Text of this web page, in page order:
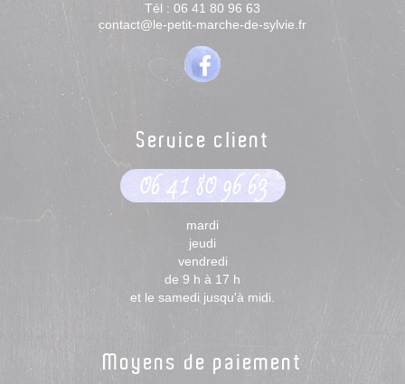
Tél : 06 41 80 96 63
contact@le-petit-marche-de-sylvie.fr
Service client
06 41 80 96 63
mardi
jeudi
vendredi
de 9 h à 17 h
et le samedi jusqu'à midi.
Moyens de paiement